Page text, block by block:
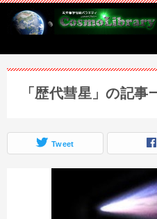
「歴代彗星」の記事
Tweet